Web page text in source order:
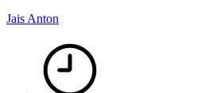
Jais Anton